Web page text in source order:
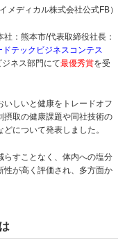
メディカル株式会社公式FB）
社：熊本市/代表取締役社長：
テックビジネスコンテス
ネス部門にて最優秀賞を受
いしいと健康をトレードオフ
摂取の健康課題や同社技術の
について発表しました。
らすことなく、体内への塩分
性が高く評価され、多方面か